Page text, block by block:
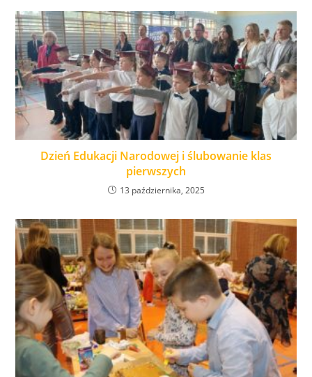
Dzień Edukacji Narodowej i ślubowanie klas
pierwszych
13 października, 2025